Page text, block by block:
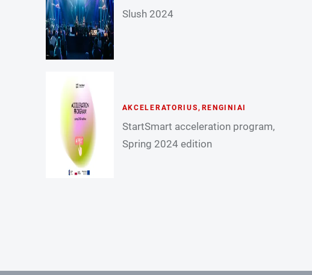
Slush 2024
AKCELERATORIUS , RENGINIAI
StartSmart acceleration program,
Spring 2024 edition